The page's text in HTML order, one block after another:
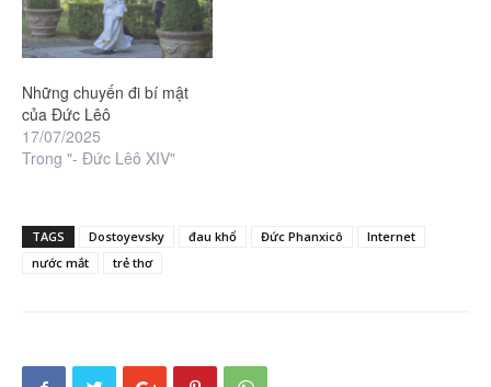
Những chuyến đi bí mật
của Đức Lêô
17/07/2025
Trong "- Đức Lêô XIV"
TAGS Dostoyevsky đau khổ Đức Phanxicô
Internet
nước mắt
trẻ thơ